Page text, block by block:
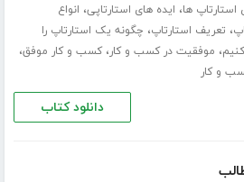
استارتاپ ها، ایده های استارتاپی، انواع
، تعریف استارتاپ، چگونه یک استارتاپ را
، موفقیت در کسب و کار،کسب و کار موفق،
و کار
دانلود کتاب